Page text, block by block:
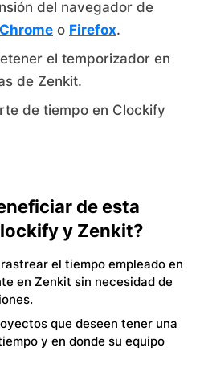
del navegador de
Chrome o Firefox.
el temporizador en
de Zenkit.
de tiempo en Clockify
de esta
y Zenkit?
el tiempo empleado en
en Zenkit sin necesidad de
que deseen tener una
y en donde su equipo